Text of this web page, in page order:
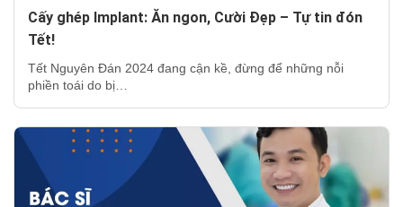
Cấy ghép Implant: Ăn ngon, Cười Đẹp – Tự tin đón
Tết!
Tết Nguyên Đán 2024 đang cận kề, đừng để những nỗi
phiền toái do bị…